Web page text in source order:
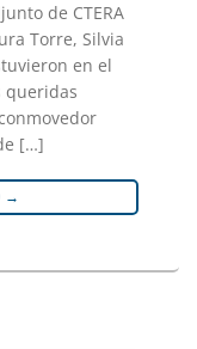
de CTERA
Torre, Silvia
en el
queridas
[…]
→